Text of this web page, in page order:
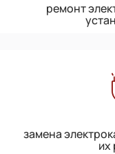
ремонт
замена
их